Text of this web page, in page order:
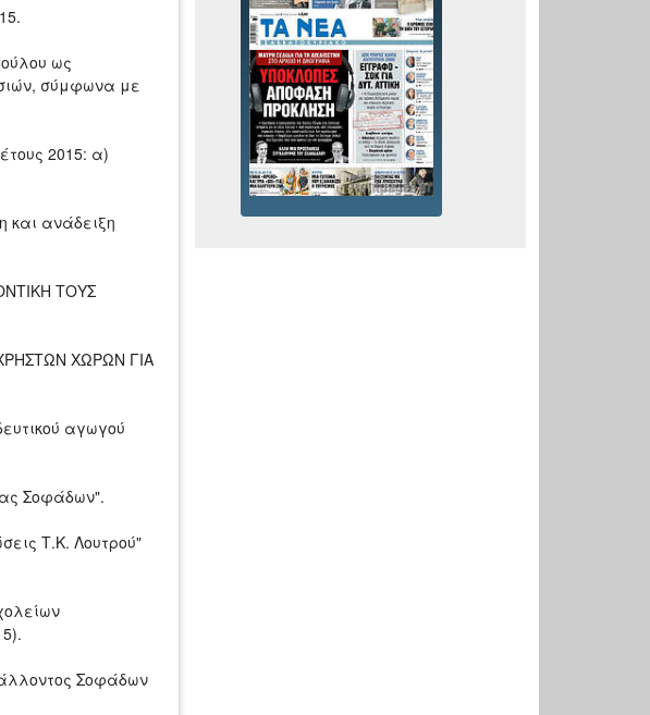
ως
σύμφωνα με
2015: α)
και ανάδειξη
ΤΟΥΣ
ΧΩΡΩΝ ΓΙΑ
αγωγού
Σοφάδων".
Τ.Κ. Λουτρού"
Σοφάδων